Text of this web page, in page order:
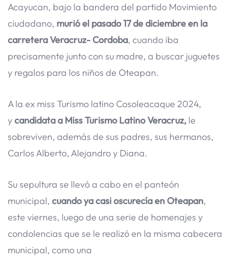
Acayucan, bajo la bandera del partido Movimiento
ciudadano, murió el pasado 17 de diciembre en la
carretera Veracruz- Cordoba, cuando iba
precisamente junto con su madre, a buscar juguetes
y regalos para los niños de Oteapan.
A la ex miss Turismo latino Cosoleacaque 2024,
ycandidata a Miss Turismo Latino Veracruz, le
sobreviven, además de sus padres, sus hermanos,
Carlos Alberto, Alejandro y Diana.
Su sepultura se llevó a cabo en el panteón
municipal, cuando ya casi oscurecía en Oteapan,
este viernes, luego de una serie de homenajes y
condolencias que se le realizó en la misma cabecera
municipal, como una